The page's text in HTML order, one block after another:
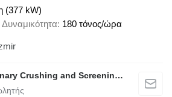
(377 kW)
Δυναμικότητα 180 τόνος/ώρα
FABO Mobile & Stationary Crushing and Screening Plants | Concrete Batching Plants Manufacturer